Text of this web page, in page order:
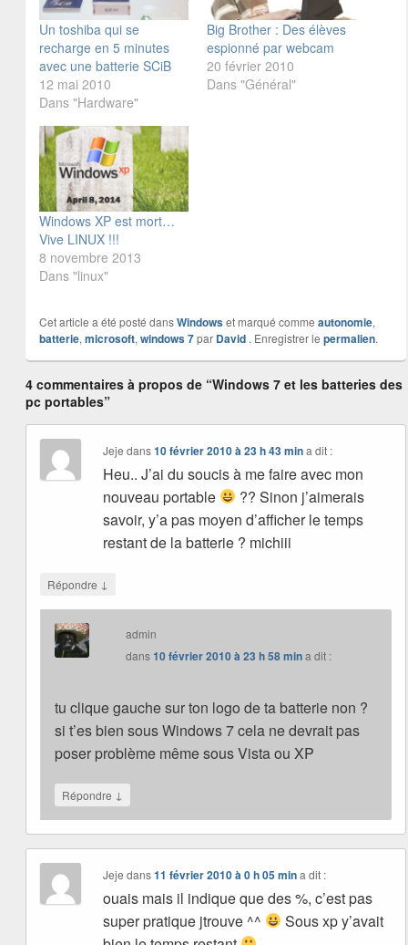
Un toshiba qui se
recharge en 5 minutes
avec une batterie SCiB
12 mai 2010
Dans "Hardware"
Big Brother : Des élèves
espionné par webcam
20 février 2010
Dans "Général"
Windows XP est mort…
Vive LINUX !!!
8 novembre 2013
Dans "linux"
Cet article a été posté dansWindowset marqué comme autonomie,
batterie, microsoft, windows 7par David. Enregistrer le permalien.
4 commentaires à propos de “Windows 7 et les batteries des
pc portables”
Jeje dans10 février 2010 à 23 h 43 mina dit :
Heu.. J’ai du soucis à me faire avec mon
nouveau portable
?? Sinon j’aimerais
savoir, y’a pas moyen d’afficher le temps
restant de la batterie ? michiii
Répondre ↓
admin
dans10 février 2010 à 23 h 58 mina dit :
tu clique gauche sur ton logo de ta batterie non ?
si t’es bien sous Windows 7 cela ne devrait pas
poser problème même sous Vista ou XP
Répondre ↓
Jeje dans11 février 2010 à 0 h 05 mina dit :
ouais mais il indique que des %, c’est pas
super pratique jtrouve ^^
Sous xp y’avait